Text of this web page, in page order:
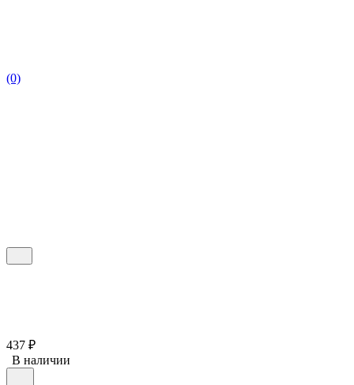
(0)
437 ₽
В наличии